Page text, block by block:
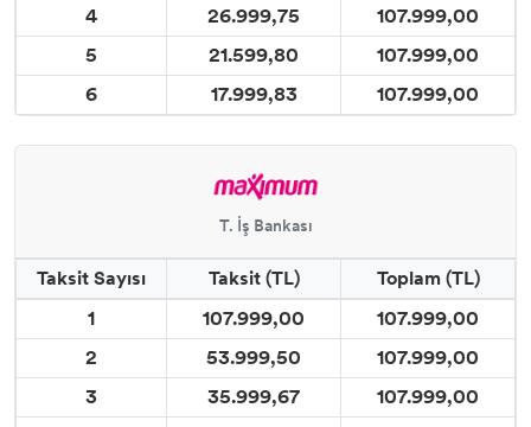
4
26.999,75
107.999,00
5
21.599,80
107.999,00
6
17.999,83 107.999,00
T. İş Bankası
Taksit Sayısı Taksit (TL)
Toplam (TL)
1
107.999,00
107.999,00
2
53.999,50
107.999,00
3
35.999,67
107.999,00